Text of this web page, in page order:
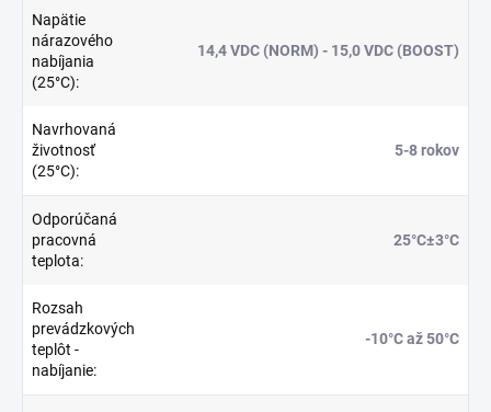
Napätie
nárazového
nabíjania
(25°C):
14,4 VDC (NORM) - 15,0 VDC (BOOST)
Navrhovaná
životnosť
(25°C):
5-8 rokov
Odporúčaná
pracovná
teplota:
25°C±3°C
Rozsah
prevádzkových
teplôt -
nabíjanie:
-10°C až 50°C